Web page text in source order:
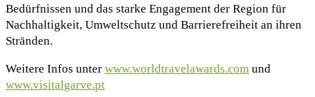
Bedürfnissen und das starke Engagement der Region für
Nachhaltigkeit, Umweltschutz und Barrierefreiheit an ihren
Stränden.
Weitere Infos unter www.worldtravelawards.com und
www.visitalgarve.pt